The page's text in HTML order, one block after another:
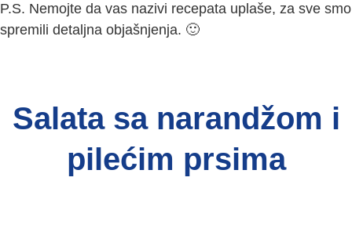
P.S. Nemojte da vas nazivi recepata uplaše, za sve smo
spremili detaljna objašnjenja. 🙂
Salata sa narandžom i
pilećim prsima